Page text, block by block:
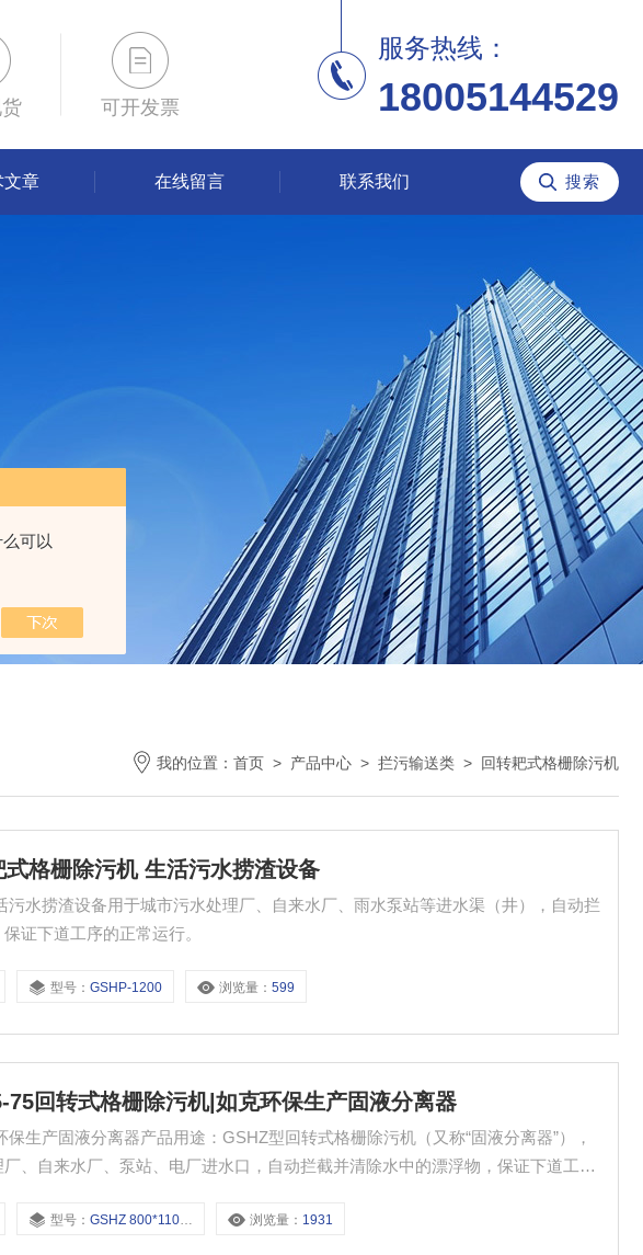
可以
可开发票
服务热线：
18005144529
文章 在线留言 联系我们
我的位置： 首页 > 产品中心 > 拦污输送类 > 回转耙式格栅除污机
格栅除污机 生活污水捞渣设备
污水捞渣设备用于城市污水处理厂、自来水厂、雨水泵站等进水渠（井），自动拦
证下道工序的正常运行。
型号：GSHP-1200 浏览量：599
75回转式格栅除污机|如克环保生产固液分离器
生产固液分离器产品用途：GSHZ型回转式格栅除污机（又称“固液分离器”），
、自来水厂、泵站、电厂进水口，自动拦截并清除水中的漂浮物，保证下道工序
型号：GSHZ 800*1100-5-75 浏览量： 1931